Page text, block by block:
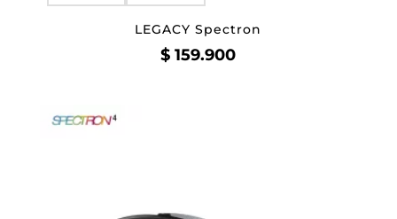
LEGACY Spectron
$ 159.900